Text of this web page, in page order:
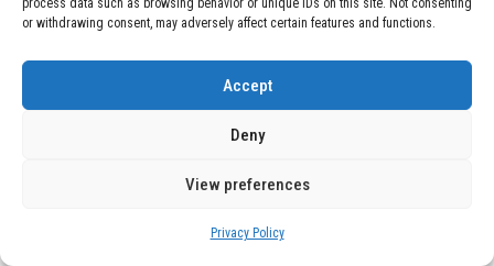
process data such as browsing behavior or unique IDs on this site. Not consenting
or withdrawing consent, may adversely affect certain features and functions.
Accept
Deny
View preferences
Privacy Policy
adquisición impresionante
BLOG December 24, 2025
GAME se Une a la Oferta de Balizas V16
Geolocalizadas, Obligatorias a Partir de
December 24, 2025
de Ancianos de Pensilvania Deja al